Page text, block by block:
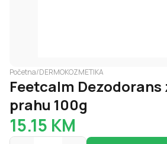
Početna/DERMOKOZMETIKA
Feetcalm Dezodorans
prahu 100g
15.15 KM